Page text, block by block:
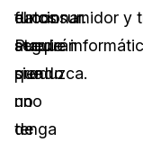
datos
seguirán
siendo
uno
de
funcionar.
Puede
que
no
tenga
el consumidor y
ataque
produzca.